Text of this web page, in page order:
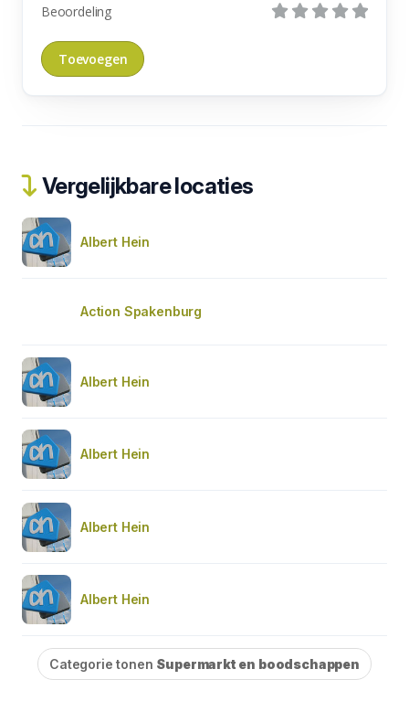
Beoordeling
Vergelijkbare locaties
Albert Hein
Action Spakenburg
Albert Hein
Albert Hein
Albert Hein
Albert Hein
Categorie tonen Supermarkt en boodschappen